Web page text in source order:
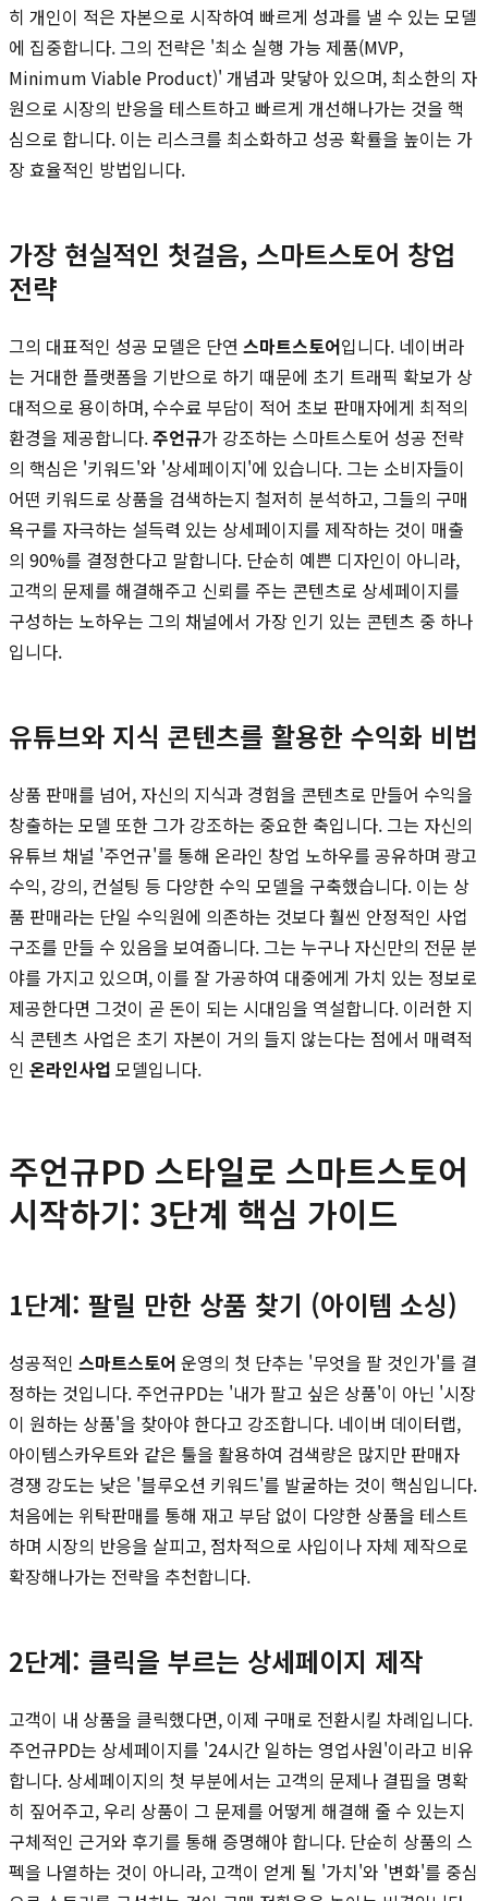
히 개인이 적은 자본으로 시작하여 빠르게 성과를 낼 수 있는 모델
에 집중합니다. 그의 전략은 '최소 실행 가능 제품(MVP,
Minimum Viable Product)' 개념과 맞닿아 있으며, 최소한의 자
원으로 시장의 반응을 테스트하고 빠르게 개선해나가는 것을 핵
심으로 합니다. 이는 리스크를 최소화하고 성공 확률을 높이는 가
장 효율적인 방법입니다.
가장 현실적인 첫걸음, 스마트스토어 창업
전략
그의 대표적인 성공 모델은 단연 스마트스토어입니다. 네이버라
는 거대한 플랫폼을 기반으로 하기 때문에 초기 트래픽 확보가 상
대적으로 용이하며, 수수료 부담이 적어 초보 판매자에게 최적의
환경을 제공합니다.주언규가 강조하는 스마트스토어 성공 전략
의 핵심은 '키워드'와 '상세페이지'에 있습니다. 그는 소비자들이
어떤 키워드로 상품을 검색하는지 철저히 분석하고, 그들의 구매
욕구를 자극하는 설득력 있는 상세페이지를 제작하는 것이 매출
의 90%를 결정한다고 말합니다. 단순히 예쁜 디자인이 아니라,
고객의 문제를 해결해주고 신뢰를 주는 콘텐츠로 상세페이지를
구성하는 노하우는 그의 채널에서 가장 인기 있는 콘텐츠 중 하나
입니다.
유튜브와 지식 콘텐츠를 활용한 수익화 비법
상품 판매를 넘어, 자신의 지식과 경험을 콘텐츠로 만들어 수익을
창출하는 모델 또한 그가 강조하는 중요한 축입니다. 그는 자신의
유튜브 채널 '주언규'를 통해 온라인 창업 노하우를 공유하며 광고
수익, 강의, 컨설팅 등 다양한 수익 모델을 구축했습니다. 이는 상
품 판매라는 단일 수익원에 의존하는 것보다 훨씬 안정적인 사업
구조를 만들 수 있음을 보여줍니다. 그는 누구나 자신만의 전문 분
야를 가지고 있으며, 이를 잘 가공하여 대중에게 가치 있는 정보로
제공한다면 그것이 곧 돈이 되는 시대임을 역설합니다. 이러한 지
식 콘텐츠 사업은 초기 자본이 거의 들지 않는다는 점에서 매력적
인 온라인사업 모델입니다.
주언규PD 스타일로 스마트스토어
시작하기: 3단계 핵심 가이드
1단계: 팔릴 만한 상품 찾기 (아이템 소싱)
성공적인 스마트스토어 운영의 첫 단추는 '무엇을 팔 것인가'를 결
정하는 것입니다. 주언규PD는 '내가 팔고 싶은 상품'이 아닌 '시장
이 원하는 상품'을 찾아야 한다고 강조합니다. 네이버 데이터랩,
아이템스카우트와 같은 툴을 활용하여 검색량은 많지만 판매자
경쟁 강도는 낮은 '블루오션 키워드'를 발굴하는 것이 핵심입니다.
처음에는 위탁판매를 통해 재고 부담 없이 다양한 상품을 테스트
하며 시장의 반응을 살피고, 점차적으로 사입이나 자체 제작으로
확장해나가는 전략을 추천합니다.
2단계: 클릭을 부르는 상세페이지 제작
고객이 내 상품을 클릭했다면, 이제 구매로 전환시킬 차례입니다.
주언규PD는 상세페이지를 '24시간 일하는 영업사원'이라고 비유
합니다. 상세페이지의 첫 부분에서는 고객의 문제나 결핍을 명확
히 짚어주고, 우리 상품이 그 문제를 어떻게 해결해 줄 수 있는지
구체적인 근거와 후기를 통해 증명해야 합니다. 단순히 상품의 스
펙을 나열하는 것이 아니라, 고객이 얻게 될 '가치'와 '변화'를 중심